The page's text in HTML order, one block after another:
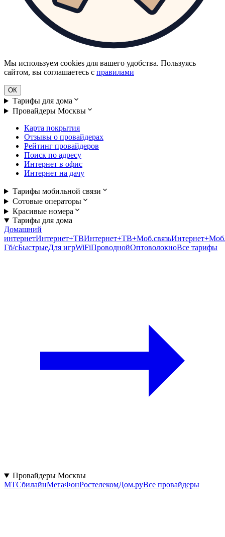
Мы используем cookies для вашего удобства. Пользуясь
сайтом, вы соглашаетесь с правилами
ОК
Тарифы для дома
Провайдеры Москвы
Карта покрытия
Отзывы о провайдерах
Рейтинг провайдеров
Поиск по адресу
Интернет в офис
Интернет на дачу
Тарифы мобильной связи
Сотовые операторы
Красивые номера
Тарифы для дома
Домашний
интернетИнтернет+ТВИнтернет+ТВ+Моб.связь
Гб/cБыстрыеДля игрWiFiПроводнойОптоволокноВсе тарифы
Провайдеры Москвы
МТСбилайнМегаФонРостелекомДом.руВсе провайдеры